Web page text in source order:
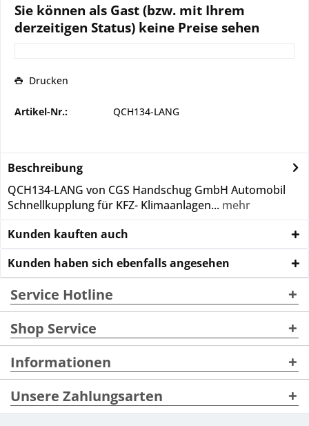
Sie können als Gast (bzw. mit Ihrem
derzeitigen Status) keine Preise sehen
Drucken
Artikel-Nr.: QCH134-LANG
Beschreibung
QCH134-LANG von CGS Handschug GmbH Automobil
Schnellkupplung für KFZ- Klimaanlagen... mehr
Kunden kauften auch
Kunden haben sich ebenfalls angesehen
Service Hotline
Shop Service
Informationen
Unsere Zahlungsarten